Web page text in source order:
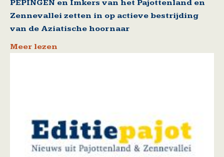
PEPINGEN en Imkers van het Pajottenland en
Zennevallei zetten in op actieve bestrijding
van de Aziatische hoornaar
Meer lezen